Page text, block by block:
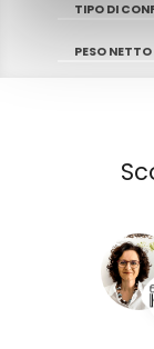
TIPO DI
PESO NETTO